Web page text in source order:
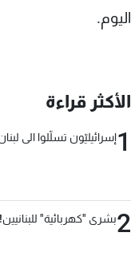
اليوم.
الأكثر قراءة
1إسرائيليّون تسلّلوا الى
2بشرى "كهربائية" للبنانيين!